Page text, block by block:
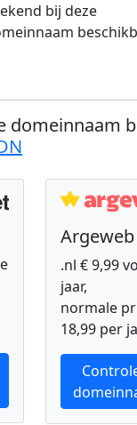
bij deze
domeinnaam
Argeweb
.nl € 9,99
jaar,
normale
18,99 per